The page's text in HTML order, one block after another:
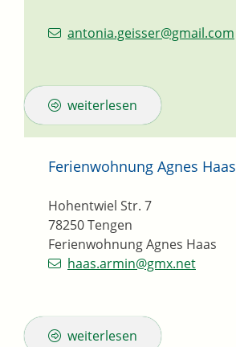
antonia.geisser@gmail.com
weiterlesen
Ferienwohnung Agnes Haas
Ferienwohnung Agnes Haas
Hohentwiel Str. 7
78250Tengen
haas.armin@gmx.net
weiterlesen